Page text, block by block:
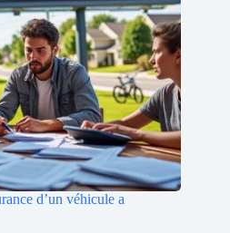
d’un véhicule a